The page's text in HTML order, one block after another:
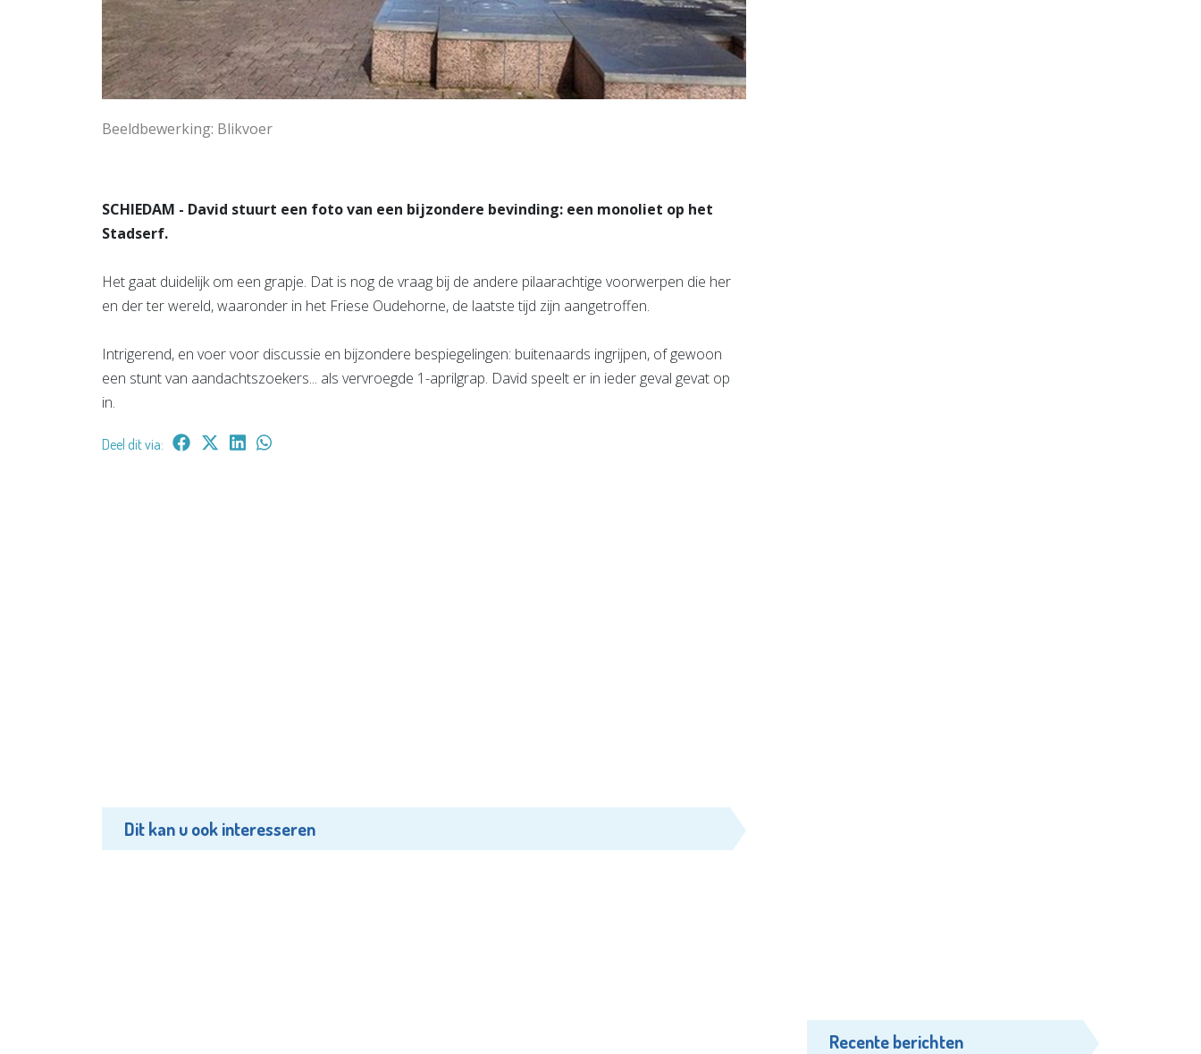
Beeldbewerking: Blikvoer
SCHIEDAM - David stuurt een foto van een bijzondere bevinding: een monoliet op het
Stadserf.
Het gaat duidelijk om een grapje. Dat is nog de vraag bij de andere pilaarachtige voorwerpen die her
en der ter wereld, waaronder in het Friese Oudehorne, de laatste tijd zijn aangetroffen.
Intrigerend, en voer voor discussie en bijzondere bespiegelingen: buitenaards ingrijpen, of gewoon
een stunt van aandachtszoekers... als vervroegde 1-aprilgrap. David speelt er in ieder geval gevat op
in.
Deel dit via:
Dit kan u ook interesseren
Recente berichten